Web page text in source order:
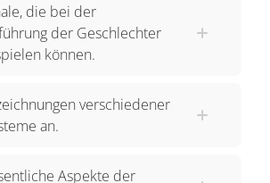
ihre ursprüngliche
zum
Ein Beispiel ist die Balz
Weibchen nach, dass die
nur machen, um die
die bei der
der Geschlechter
können.
verschiedener
an.
Aspekte der